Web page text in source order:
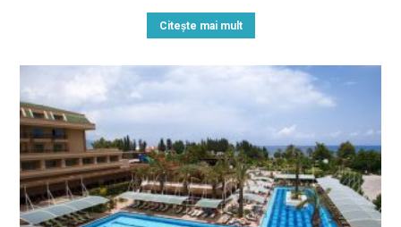
Citește mai mult